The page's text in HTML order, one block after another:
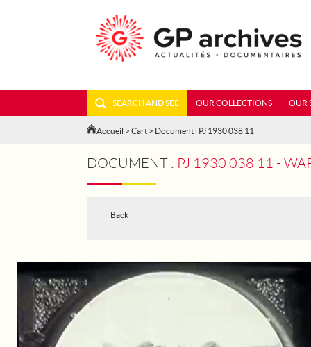
SEARCH AND SEE OUR COLLECTIONS OUR
Accueil > Cart > Document : PJ 1930 038 11
DOCUMENT : PJ 1930 038 11 -
Back